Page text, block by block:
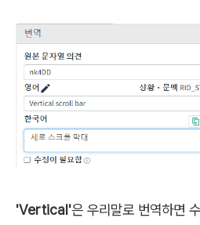
'Vertical'은 우리말로 번역하면